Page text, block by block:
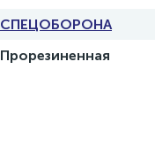
СПЕЦОБОРОНА
Прорезиненная